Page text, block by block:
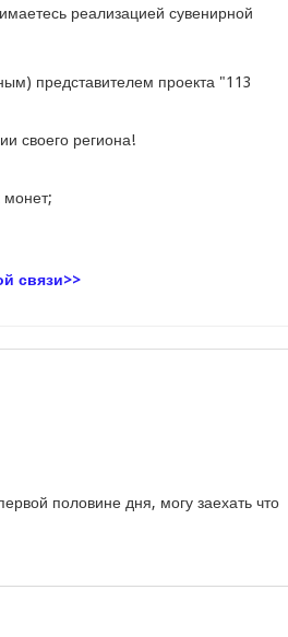
реализацией сувенирной
представителем проекта "113
своего региона!
монет;
связи>>
половине дня, могу заехать что